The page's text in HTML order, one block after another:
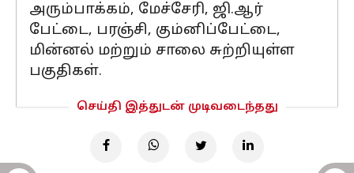
அரும்பாக்கம், மேச்சேரி, ஜி.ஆர்
பேட்டை, பரஞ்சி, கும்னிப்பேட்டை,
மின்னல் மற்றும் சாலை சுற்றியுள்ள
பகுதிகள்.
செய்தி இத்துடன் முடிவடைந்தது